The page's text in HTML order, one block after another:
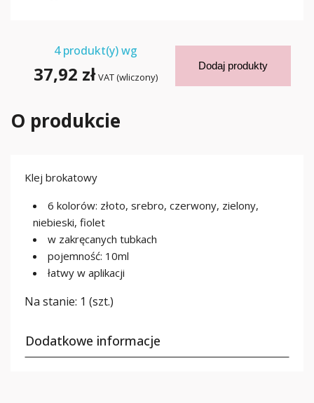
4produkt(y) wg
37,92 zł VAT (wliczony)
Dodaj produkty
O produkcie
Klej brokatowy
6 kolorów: złoto, srebro, czerwony, zielony,
niebieski, fiolet
w zakręcanych tubkach
pojemność: 10ml
łatwy w aplikacji
Na stanie: 1 (szt.)
Dodatkowe informacje